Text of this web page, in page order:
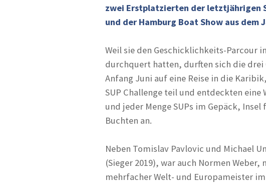
zwei Erstplatzierten der letztjährigen
und der Hamburg Boat Show aus
Weil sie den Geschicklichkeits-Parcour
durchquert hatten, durften sich die drei
Anfang Juni auf eine Reise in die
SUP Challenge teil und entdeckten
und jeder Menge SUPs im Gepäck,
Buchten an.
Neben Tomislav Pavlovic und Michael
(Sieger 2019), war auch Normen
mehrfacher Welt- und Europameister